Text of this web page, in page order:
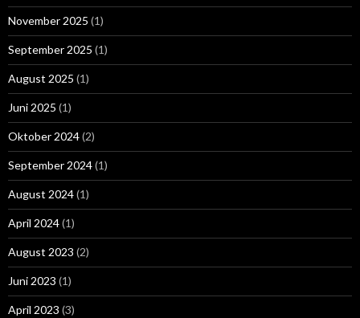
November 2025 (1)
September 2025 (1)
August 2025 (1)
Juni 2025 (1)
Oktober 2024(2)
September 2024(1)
August 2024(1)
April 2024(1)
August 2023 (2)
Juni 2023 (1)
April 2023 (3)